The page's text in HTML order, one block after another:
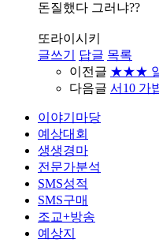
돈질했다 그러냐??
또라이시키
글쓰기
답글 목록
이전글 ★★★
다음글 서10 가
이야기마당
예상대회
생생경마
전문가분석
SMS성적
SMS구매
조교+방송
예상지